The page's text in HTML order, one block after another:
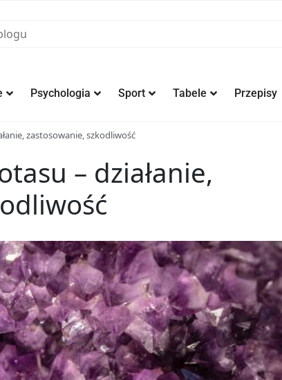
Psychologia Sport Tabele Przepisy
zastosowanie, szkodliwość
– działanie,